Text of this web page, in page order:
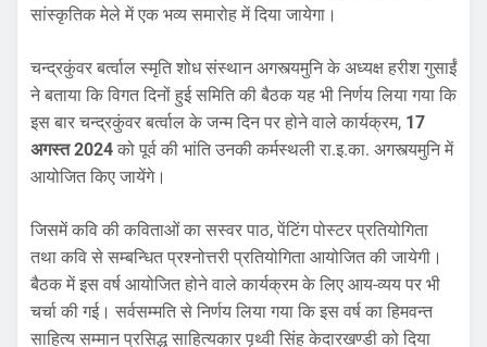
सांस्कृतिक मेले में एक भव्य समारोह में दिया जायेगा।
चन्द्रकुंवर बर्त्वाल स्मृति शोध संस्थान अगस्त्यमुनि के अध्यक्ष हरीश गुसाईं
ने बताया कि विगत दिनों हुई समिति की बैठक यह भी निर्णय लिया गया कि
इस बार चन्द्रकुंवर बर्त्वाल के जन्म दिन पर होने वाले कार्यक्रम, 17
अगस्त 2024 को पूर्व की भांति उनकी कर्मस्थली रा.इ.का. अगस्त्यमुनि में
आयोजित किए जायेंगे।
जिसमें कवि की कविताओं का सस्वर पाठ, पेंटिंग पोस्टर प्रतियोगिता
तथा कवि से सम्बन्धित प्रश्नोत्तरी प्रतियोगिता आयोजित की जायेगी।
बैठक में इस वर्ष आयोजित होने वाले कार्यक्रम के लिए आय-व्यय पर भी
चर्चा की गई। सर्वसम्मति से निर्णय लिया गया कि इस वर्ष का हिमवन्त
साहित्य सम्मान प्रसिद्ध साहित्यकार पृथ्वी सिंह केदारखण्डी को दिया